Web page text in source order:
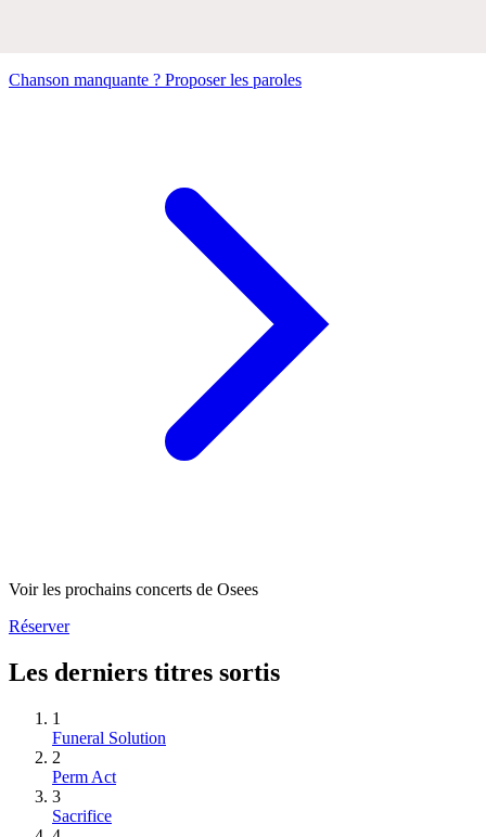
Chanson manquante ? Proposer les paroles
Voir les prochains concerts de Osees
Réserver
Les derniers titres sortis
1
Funeral Solution
2
Perm Act
3
Sacrifice